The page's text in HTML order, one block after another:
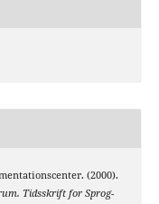
(2000).
Tidsskrift for Sprog-